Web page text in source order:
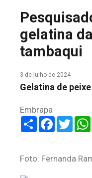
FALE CONOSCO
gelatina
tambaqui
3 de julho de 2024
Gelatina de
Embrapa
ShareFacebook
Foto: Fernanda